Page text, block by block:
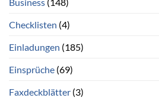
Checklisten (4)
Einladungen (185)
Einsprüche (69)
Faxdeckblätter (3)